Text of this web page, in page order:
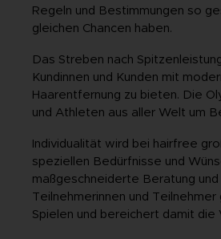
Regeln und Bestimmungen so
gleichen Chancen haben.
Das Streben nach
Kundinnen und Kunden mit
Haarentfernung zu bieten. Die
und Athleten aus aller Welt um
Individualität wird bei hairfree
speziellen Bedürfnisse und
maßgeschneiderte Beratung
Teilnehmerinnen und
Spielen und bereichert damit die